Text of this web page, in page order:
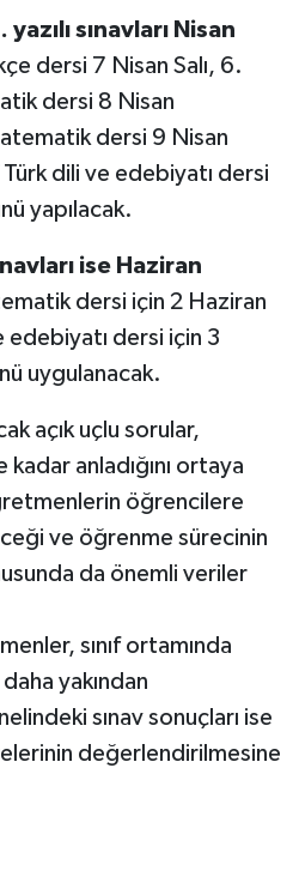
sınavları Nisan
dersi 7 Nisan Salı, 6.
dersi 8 Nisan
dersi 9 Nisan
Türk dili ve edebiyatı dersi
yapılacak.
ise Haziran
dersi için 2 Haziran
edebiyatı dersi için 3
uygulanacak.
açık uçlu sorular,
anladığını ortaya
öğrencilere
ve öğrenme sürecinin
da önemli veriler
sınıf ortamında
yakından
sınav sonuçları ise
değerlendirilmesine